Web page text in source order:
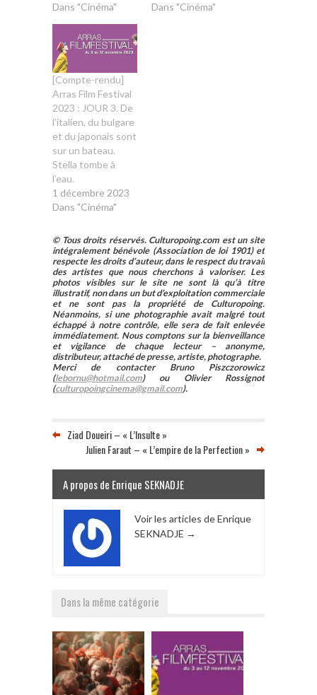
Dans "Cinéma"
Dans "Cinéma"
[Compte-rendu]
Arras Film Festival
2023 : JOUR 3. De
l’italien, du bulgare
et du japonais sont
sur un bateau.
Stella tombe à
l’eau.
1 décembre 2023
Dans "Cinéma"
© Tous droits réservés. Culturopoing.com est un site
intégralement bénévole (Association de loi 1901) et
respecte les droits d’auteur, dans le respect du travail
des artistes que nous cherchons à valoriser. Les
photos visibles sur le site ne sont là qu’à titre
illustratif, non dans un but d’exploitation commerciale
et ne sont pas la propriété de Culturopoing.
Néanmoins, si une photographie avait malgré tout
échappé à notre contrôle, elle sera de fait enlevée
immédiatement. Nous comptons sur la bienveillance
et vigilance de chaque lecteur – anonyme,
distributeur, attaché de presse, artiste, photographe.
Merci de contacter Bruno Piszczorowicz
(lebornu@hotmail.com) ou Olivier Rossignot
(culturopoingcinema@gmail.com).
Ziad Doueiri – « L’Insulte »
Julien Faraut – « L’empire de la Perfection »
A propos de Enrique SEKNADJE
Voir les articles de Enrique
SEKNADJE →
Dans la même catégorie